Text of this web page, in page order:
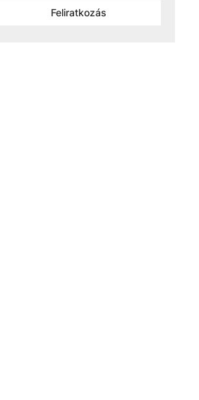
Feliratkozás